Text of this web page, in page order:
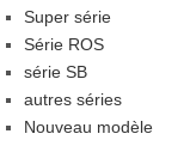
Super série
Série ROS
série SB
autres séries
Nouveau modèle